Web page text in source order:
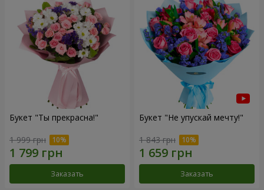
Букет "Ты прекрасна!"
1 999 грн
Заказать
Букет "Не упускай мечту!"
1 843 грн
Заказать